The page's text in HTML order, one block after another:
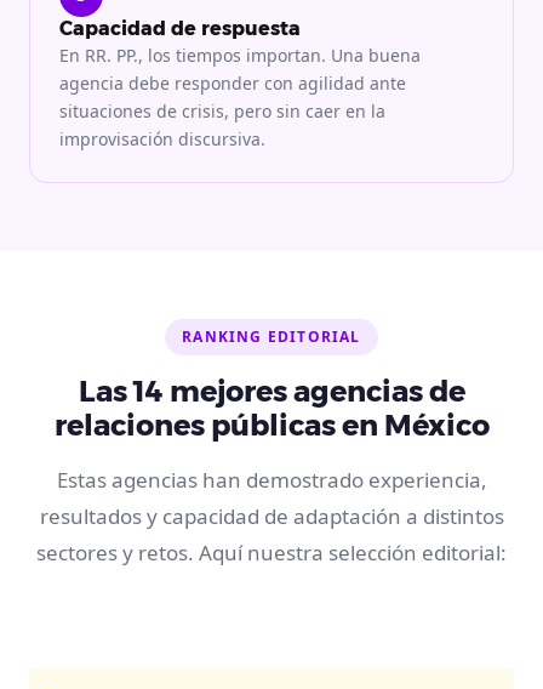
Capacidad de respuesta
En RR. PP., los tiempos importan. Una buena
agencia debe responder con agilidad ante
situaciones de crisis, pero sin caer en la
improvisación discursiva.
RANKING EDITORIAL
Las 14 mejores agencias de
relaciones públicas en México
Estas agencias han demostrado experiencia,
resultados y capacidad de adaptación a distintos
sectores y retos. Aquí nuestra selección editorial: